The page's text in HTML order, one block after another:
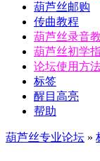
葫芦丝邮购
传曲教程
葫芦丝录音
葫芦丝初学
论坛使用方
标签
醒目高亮
帮助
葫芦丝专业论坛 »